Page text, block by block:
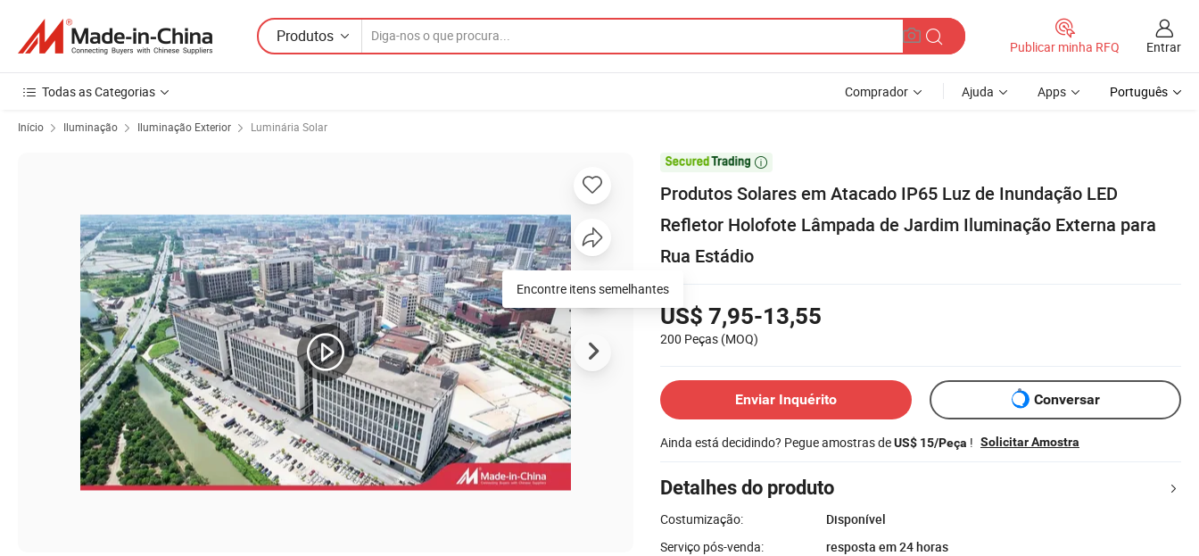
Produtos
Publicar minha RFQ Entrar
Todas as Categorias Comprador Ajuda Apps Português
Início Iluminação Iluminação Exterior Luminária Solar

Produtos Solares em Atacado IP65 Luz de Inundação LED
Refletor Holofote Lâmpada de Jardim Iluminação Externa para
Rua Estádio
US$ 7,95-13,55
200 Peças (MOQ)
Enviar Inquérito Conversar
Ainda está decidindo? Pegue amostras deUS$ 15/Peça ! Solicitar Amostra
Detalhes do produto
Costumização:
Disponível
Serviço pós-venda:
resposta em 24 horas
Encontre itens semelhantes